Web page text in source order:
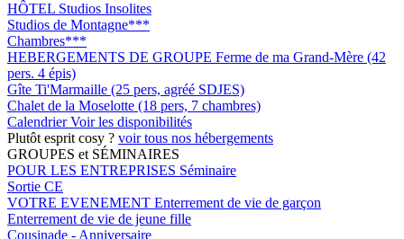
HÔTEL Studios Insolites
Studios de Montagne***
Chambres***
HEBERGEMENTS DE GROUPE Ferme de ma Grand-Mère (42
pers. 4 épis)
Gîte Ti'Marmaille (25 pers, agréé SDJES)
Chalet de la Moselotte (18 pers, 7 chambres)
CalendrierVoir les disponibilités
Plutôt esprit cosy ? voir tous nos hébergements
GROUPES et SÉMINAIRES
POUR LES ENTREPRISES Séminaire
Sortie CE
VOTRE EVENEMENT Enterrement de vie de garçon
Enterrement de vie de jeune fille
Cousinade - Anniversaire